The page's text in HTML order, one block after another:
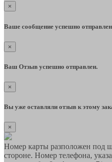
×
Ваше сообщение успешно
×
Ваш Отзыв успешно отправлен.
×
Вы уже оставляли отзыв к этому
×
Номер карты разположен под
стороне. Номер телефона,